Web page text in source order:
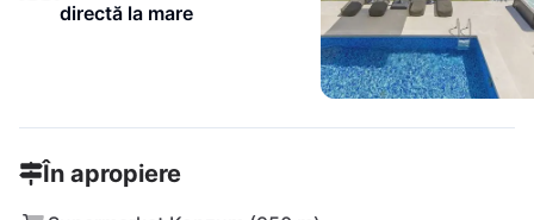
directă la mare
În apropiere